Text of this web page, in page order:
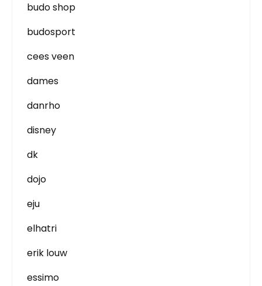
budo shop
budosport
cees veen
dames
danrho
disney
dk
dojo
eju
elhatri
erik louw
essimo